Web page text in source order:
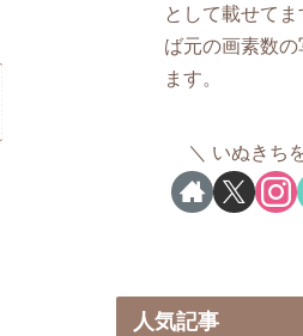
として載せて
ば元の画素数
ます。
いぬきち
人気記事